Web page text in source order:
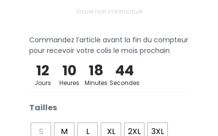
Visuel non contractuel
Commandez l’article avant la fin du compteur
pour recevoir votre colis le mois prochain
12
Jours
10
Heures
18
Minutes
44
Secondes
Tailles
S M L XL 2XL 3XL